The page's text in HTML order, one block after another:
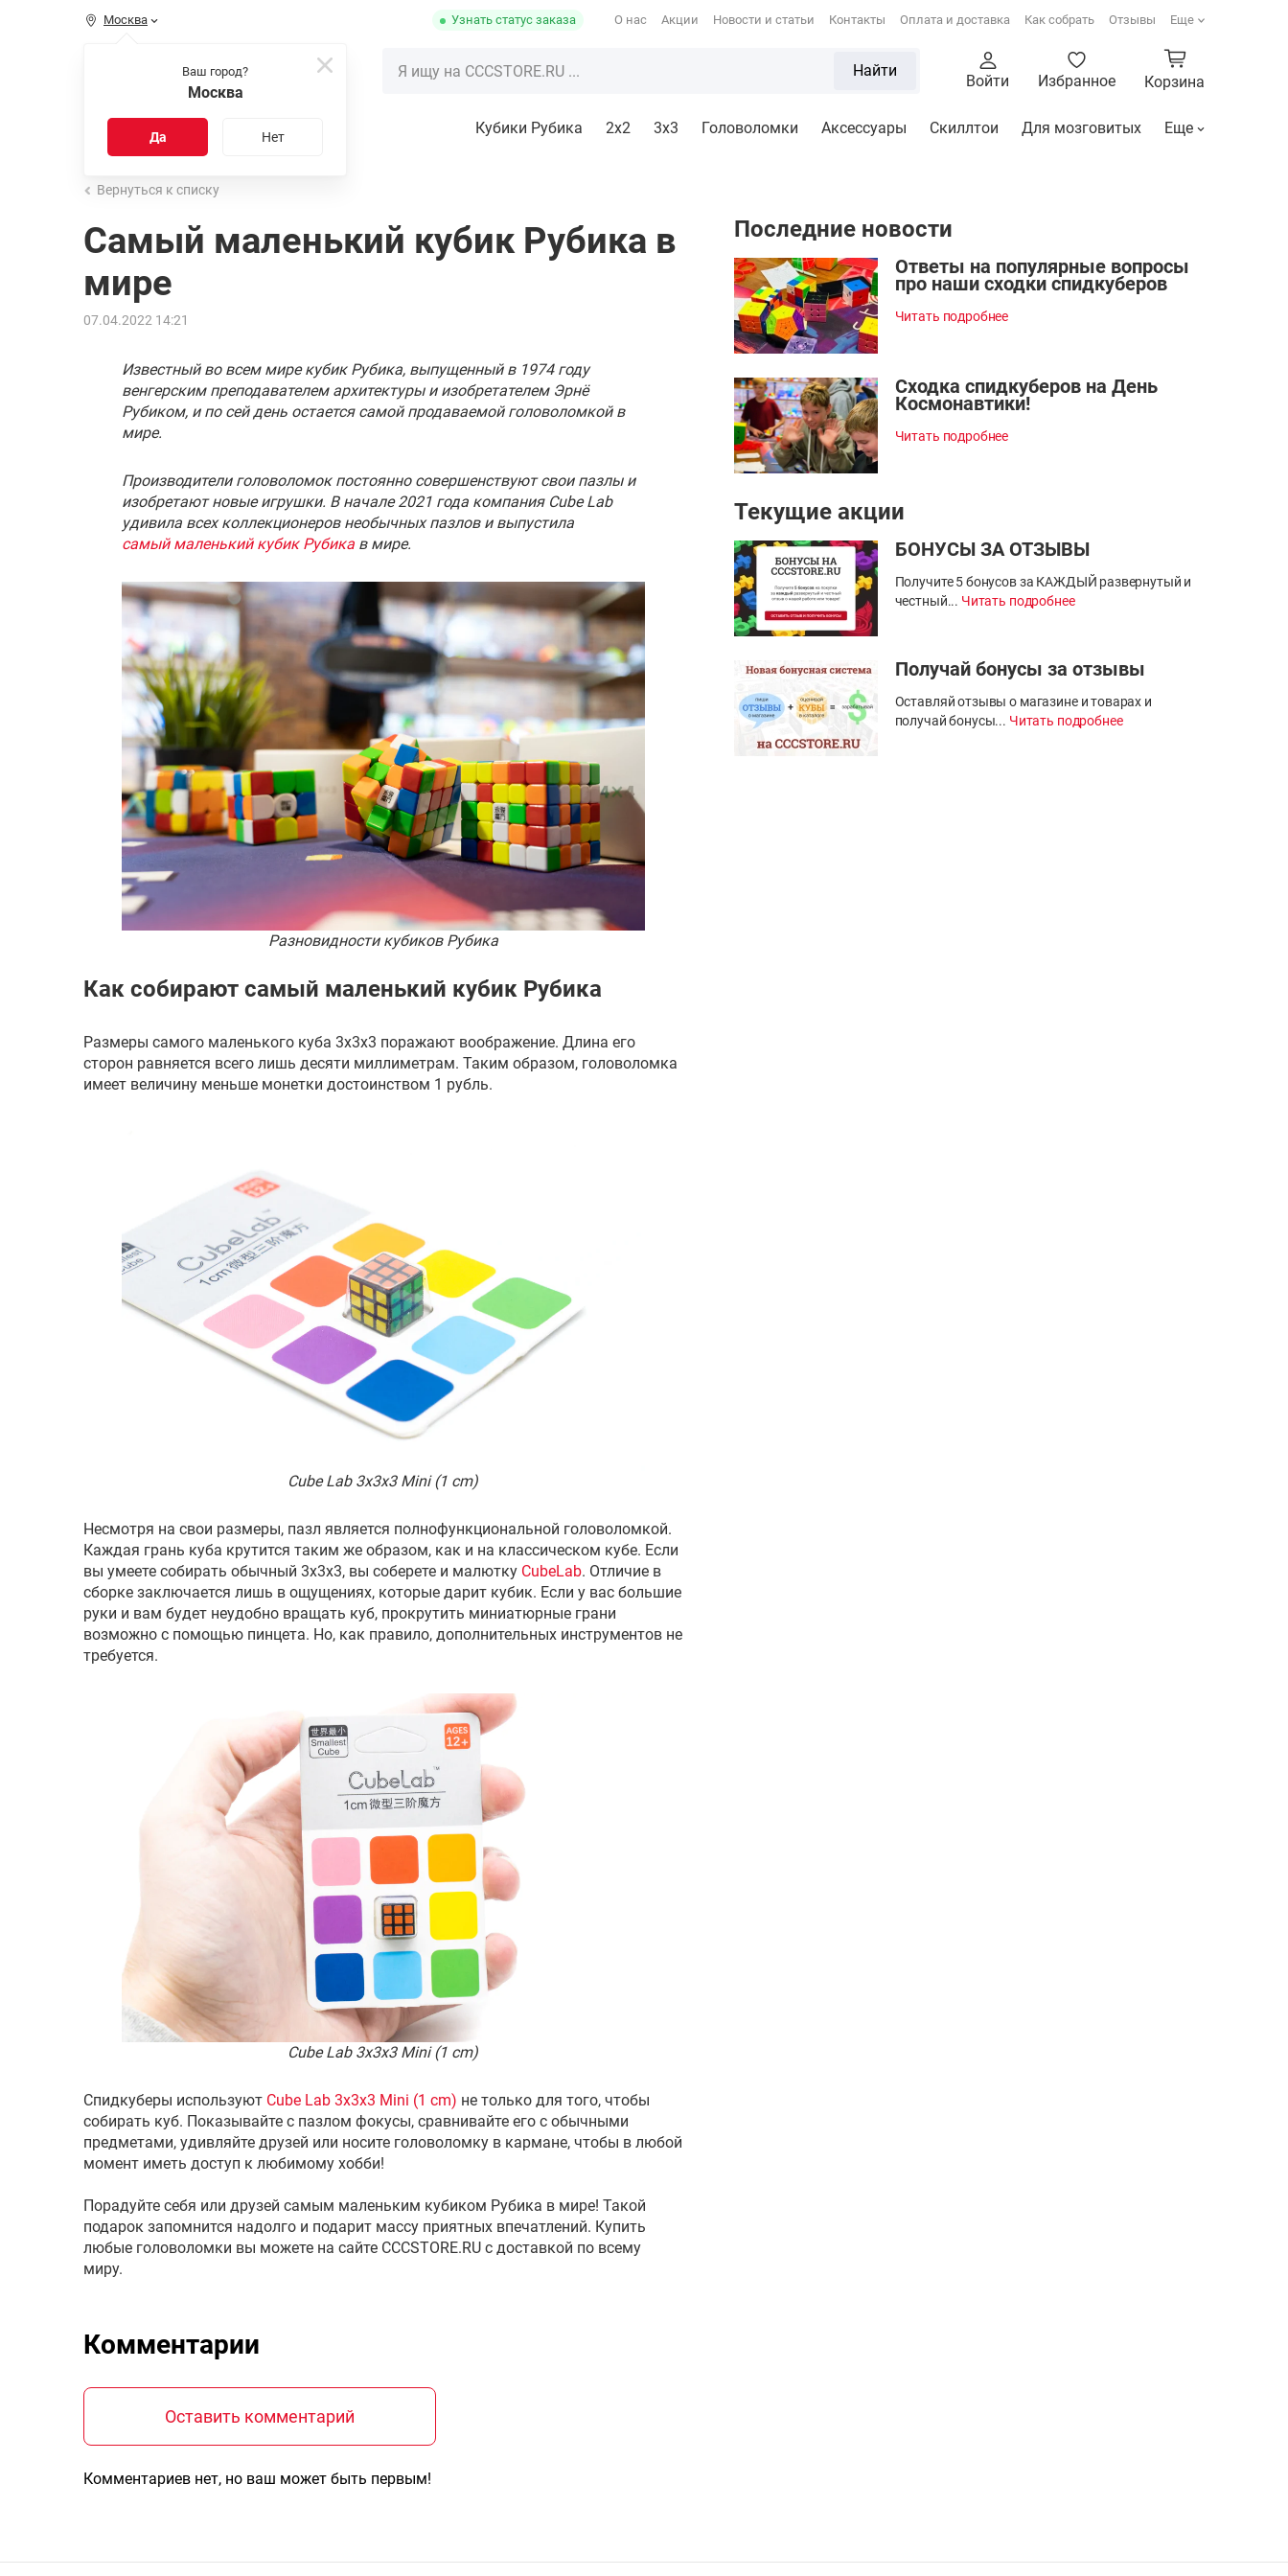
Москва
Ваш город?
Москва
Да Нет
Узнать статус заказа О нас Акции Новости и статьи Контакты Оплата и доставка Как собрать Отзывы Еще
КАТАЛОГ Найти
Войти Избранное Корзина
Распродажа Кубики Рубика 2x2 3х3 Головоломки Аксессуары Скиллтои Для мозговитых Еще
Вернуться к списку
Самый маленький кубик Рубика в
мире
07.04.2022 14:21
Известный во всем мире кубик Рубика, выпущенный в 1974 году
венгерским преподавателем архитектуры и изобретателем Эрнё
Рубиком, и по сей день остается самой продаваемой головоломкой в
мире.
Производители головоломок постоянно совершенствуют свои пазлы и
изобретают новые игрушки. В начале 2021 года компания Cube Lab
удивила всех коллекционеров необычных пазлов и выпустила
самый маленький кубик Рубика в мире.
Разновидности кубиков Рубика
Как собирают самый маленький кубик Рубика
Размеры самого маленького куба 3х3х3 поражают воображение. Длина его
сторон равняется всего лишь десяти миллиметрам. Таким образом, головоломка
имеет величину меньше монетки достоинством 1 рубль.
Cube Lab 3x3x3 Mini (1 cm)
Несмотря на свои размеры, пазл является полнофункциональной головоломкой.
Каждая грань куба крутится таким же образом, как и на классическом кубе. Если
вы умеете собирать обычный 3х3х3, вы соберете и малютку CubeLab. Отличие в
сборке заключается лишь в ощущениях, которые дарит кубик. Если у вас большие
руки и вам будет неудобно вращать куб, прокрутить миниатюрные грани
возможно с помощью пинцета. Но, как правило, дополнительных инструментов не
требуется.
Cube Lab 3x3x3 Mini (1 cm)
Спидкуберы используют Cube Lab 3x3x3 Mini (1 cm) не только для того, чтобы
собирать куб. Показывайте с пазлом фокусы, сравнивайте его с обычными
предметами, удивляйте друзей или носите головоломку в кармане, чтобы в любой
момент иметь доступ к любимому хобби!
Порадуйте себя или друзей самым маленьким кубиком Рубика в мире! Такой
подарок запомнится надолго и подарит массу приятных впечатлений. Купить
любые головоломки вы можете на сайте CCCSTORE.RU с доставкой по всему
миру.
Последние новости
Ответы на популярные вопросы
про наши сходки спидкуберов
Читать подробнее
Сходка спидкуберов на День
Космонавтики!
Читать подробнее
Текущие акции
БОНУСЫ ЗА ОТЗЫВЫ
Получите 5 бонусов за КАЖДЫЙ развернутый и
честный... Читать подробнее
Получай бонусы за отзывы
Оставляй отзывы о магазине и товарах и
получай бонусы... Читать подробнее
Комментарии
Оставить комментарий
Комментариев нет, но ваш может быть первым!